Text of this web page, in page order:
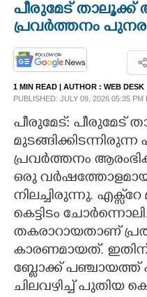
LIFESTYLE
SPIRITUAL
INFO+
ASTRO
പീരുമേട് താലൂക്ക്
പ്രവർത്തനം
1 MIN READ | AUTHOR : WEB DESK
PUBLISHED: JULY 09, 2026 05:35 PM
പീരുമേട്: പീരുമേട്
മുടങ്ങിക്കിടന്നിരുന്ന
പ്രവർത്തനം
ഒരു
നിലച്ചിരുന്നു.
കെട്ടിടം
തകരാറായതാണ്
കാരണമായത്.
ബ്ലോക്ക് പഞ്ചായത്ത്
ചിലവഴിച്ച് പുതിയ